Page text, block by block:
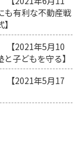
有利な不動産戦
【2021年5月10
どもを守る】
【2021年5月17